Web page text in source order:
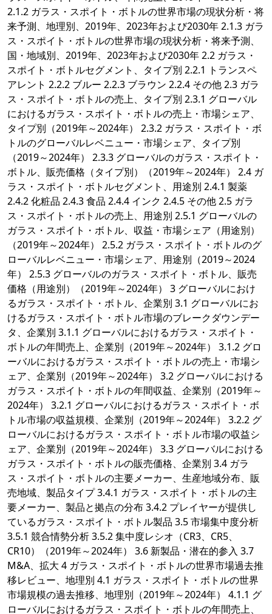
2.1.2 ガラス・スポイト・ボトルの世界市場の現状分析・将
来予測、地理別、2019年、2023年および2030年 2.1.3 ガラ
ス・スポイト・ボトルの世界市場の現状分析・将来予測、
国・地域別、2019年、2023年および2030年 2.2 ガラス・
スポイト・ボトルセグメント、タイプ別 2.2.1 トランスペ
アレント 2.2.2 ブルー 2.2.3 ブラウン 2.2.4 その他 2.3 ガラ
ス・スポイト・ボトルの売上、タイプ別 2.3.1 グローバル
におけるガラス・スポイト・ボトルの売上・市場シェア、
タイプ別（2019年～2024年） 2.3.2 ガラス・スポイト・ボ
トルのグローバルレベニュー・市場シェア、タイプ別
（2019～2024年） 2.3.3 グローバルのガラス・スポイト・
ボトル、販売価格（タイプ別）（2019年～2024年） 2.4 ガ
ラス・スポイト・ボトルセグメント、用途別 2.4.1 製薬
2.4.2 化粧品 2.4.3 食品 2.4.4 インク 2.4.5 その他 2.5 ガラ
ス・スポイト・ボトルの売上、用途別 2.5.1 グローバルの
ガラス・スポイト・ボトル、収益・市場シェア（用途別）
（2019年～2024年） 2.5.2 ガラス・スポイト・ボトルのグ
ローバルレベニュー・市場シェア、用途別（2019～2024
年） 2.5.3 グローバルのガラス・スポイト・ボトル、販売
価格（用途別）（2019年～2024年） 3 グローバルにおけ
るガラス・スポイト・ボトル、企業別 3.1 グローバルにお
けるガラス・スポイト・ボトル市場のブレークダウンデー
タ、企業別 3.1.1 グローバルにおけるガラス・スポイト・
ボトルの年間売上、企業別（2019年～2024年） 3.1.2 グロ
ーバルにおけるガラス・スポイト・ボトルの売上・市場シ
ェア、企業別（2019年～2024年） 3.2 グローバルにおける
ガラス・スポイト・ボトルの年間収益、企業別（2019年～
2024年） 3.2.1 グローバルにおけるガラス・スポイト・ボ
トル市場の収益規模、企業別（2019年～2024年） 3.2.2 グ
ローバルにおけるガラス・スポイト・ボトル市場の収益シ
ェア、企業別（2019年～2024年） 3.3 グローバルにおける
ガラス・スポイト・ボトルの販売価格、企業別 3.4 ガラ
ス・スポイト・ボトルの主要メーカー、生産地域分布、販
売地域、製品タイプ 3.4.1 ガラス・スポイト・ボトルの主
要メーカー、製品と拠点の分布 3.4.2 プレイヤーが提供し
ているガラス・スポイト・ボトル製品 3.5 市場集中度分析
3.5.1 競合情勢分析 3.5.2 集中度レシオ（CR3、CR5、
CR10）（2019年～2024年） 3.6 新製品・潜在的参入 3.7
M&A、拡大 4 ガラス・スポイト・ボトルの世界市場過去推
移レビュー、地理別 4.1 ガラス・スポイト・ボトルの世界
市場規模の過去推移、地理別（2019年～2024年） 4.1.1 グ
ローバルにおけるガラス・スポイト・ボトルの年間売上、